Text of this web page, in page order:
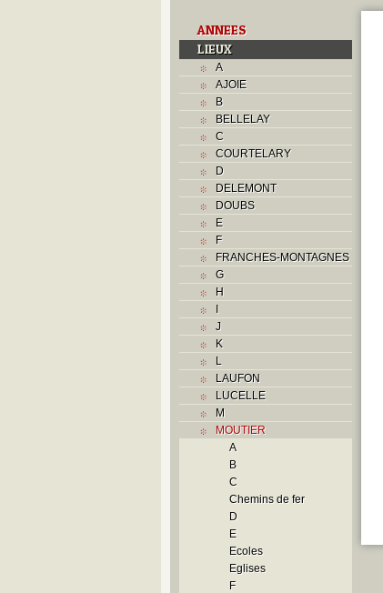
ANNEES
LIEUX
A
AJOIE
B
BELLELAY
C
COURTELARY
D
DELEMONT
DOUBS
E
F
FRANCHES-MONTAGNES
G
H
I
J
K
L
LAUFON
LUCELLE
M
MOUTIER
A
B
C
Chemins de fer
D
E
Ecoles
Eglises
F